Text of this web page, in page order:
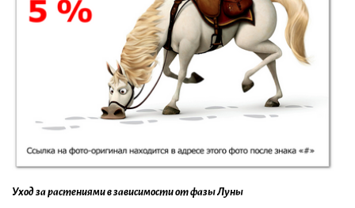
Уход за растениями в зависимости от фазы Луны